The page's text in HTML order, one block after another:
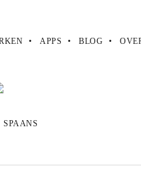
APPS BLOG